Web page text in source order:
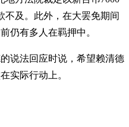
不及。此外，在大罢免期间
仍有多人在羁押中。
说法回应时说，希望赖清德
实际行动上。